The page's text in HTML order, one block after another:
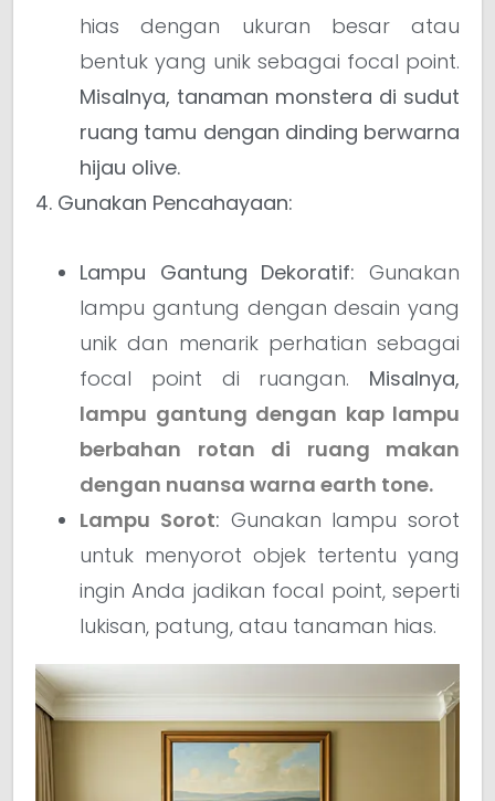
hias dengan ukuran besar atau
bentuk yang unik sebagai focal point.
Misalnya, tanaman monstera di sudut
ruang tamu dengan dinding berwarna
hijau olive.
4. Gunakan Pencahayaan:
Lampu Gantung Dekoratif: Gunakan
lampu gantung dengan desain yang
unik dan menarik perhatian sebagai
focal point di ruangan. Misalnya,
lampu gantung dengan kap lampu
berbahan rotan di ruang makan
dengan nuansa warna earth tone.
Lampu Sorot: Gunakan lampu sorot
untuk menyorot objek tertentu yang
ingin Anda jadikan focal point, seperti
lukisan, patung, atau tanaman hias.